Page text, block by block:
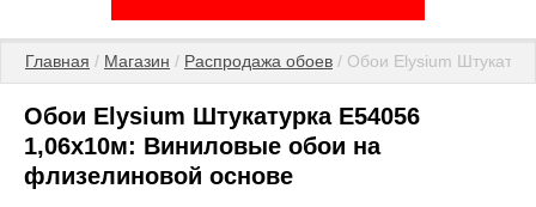
Главная / Магазин / Распродажа обоев / Обои Elysium
Обои Elysium Штукатурка E54056
1,06x10м: Виниловые обои на
флизелиновой основе